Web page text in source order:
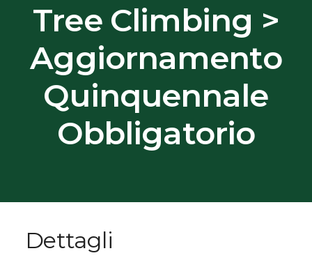
Tree Climbing >
Aggiornamento
Quinquennale
Obbligatorio
Dettagli